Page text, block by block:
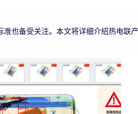
也备受关注。本文将详细介绍热电联